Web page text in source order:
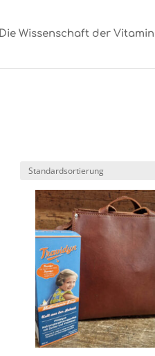
Die Wissenschaft der